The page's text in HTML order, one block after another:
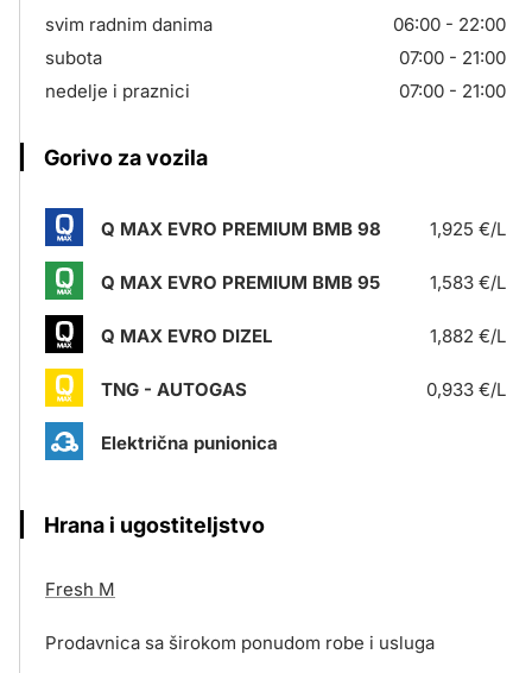
svim radnim danima
06:00 - 22:00
subota
07:00 - 21:00
nedelje i praznici
07:00 - 21:00
Gorivo za vozila
Q MAX EVRO PREMIUM BMB 98 1,925 €/L
Q MAX EVRO PREMIUM BMB 95 1,583 €/L
Q MAX EVRO DIZEL 1,882 €/L
TNG - AUTOGAS 0,933 €/L
Električna punionica
Hrana i ugostiteljstvo
Fresh M
Prodavnica sa širokom ponudom robe i usluga